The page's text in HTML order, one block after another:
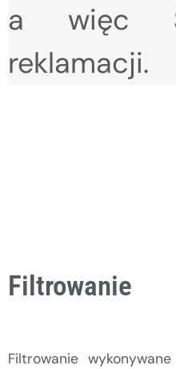
a więc
reklamacji.
Filtrowanie
Filtrowanie